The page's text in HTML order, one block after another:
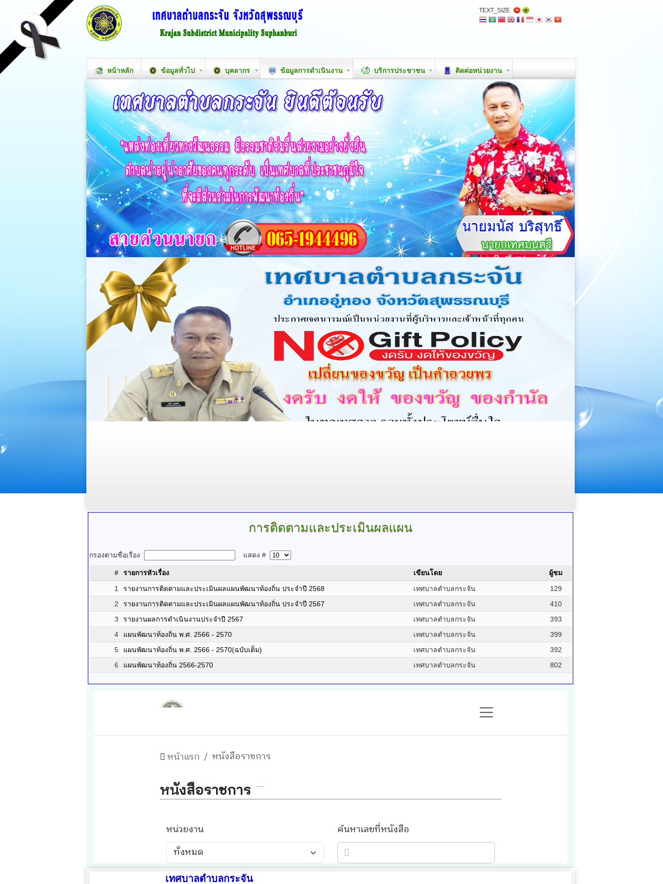
TEXT_SIZE
หน้าหลัก ข้อมูลทั่วไป บุคลากร ข้อมูลการดำเนินงาน บริการประชาชน ติดต่อหน่วยงาน
การติดตามและประเมินผลแผน
กรองตามชื่อเรื่อง แสดง #
# รายการหัวเรื่อง เขียนโดย
ผู้ชม
1
รายงานการติดตามและประเมินผลแผนพัฒนาท้องถิ่น ประจำปี 2568 เทศบาลตำบลกระจัน
129
2
รายงานการติดตามและประเมินผลแผนพัฒนาท้องถิ่น ประจำปี 2567 เทศบาลตำบลกระจัน
410
3
รายงานผลการดำเนินงานประจำปี 2567 เทศบาลตำบลกระจัน
393
4
แผนพัฒนาท้องถิ่น พ.ศ. 2566 - 2570 เทศบาลตำบลกระจัน
399
5
แผนพัฒนาท้องถิ่น พ.ศ. 2566 - 2570(ฉบับเต็ม) เทศบาลตำบลกระจัน
392
6
แผนพัฒนาท้องถิ่น 2566-2570 เทศบาลตำบลกระจัน 802
เทศบาลตำบลกระจัน